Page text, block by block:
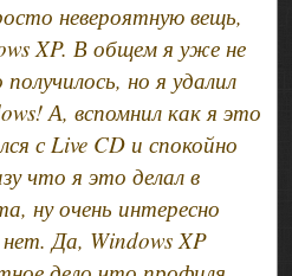
невероятную вещь,
XP. В общем я уже не
но я удалил
А, вспомнил как я это
с Live CD и спокойно
что я это делал в
ну очень интересно
нет. Да, Windows XP